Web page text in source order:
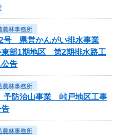
農林事務所
号 県営かんがい排水事業
部1期地区 第2期排水路工
告
農林事務所
予防治山事業 峠戸地区工事
告
農林事務所